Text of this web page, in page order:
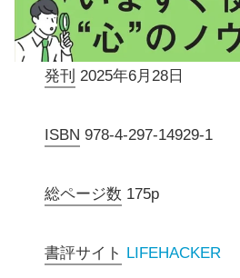
発刊 2025年6月28日
ISBN 978-4-297-14929-1
総ページ数 175p
書評サイト LIFEHACKER